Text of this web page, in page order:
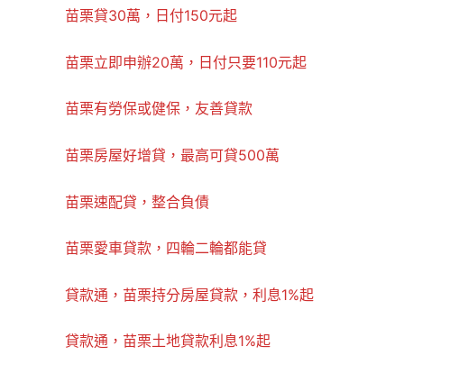
苗栗貸30萬，日付150元起
苗栗立即申辦20萬，日付只要110元起
苗栗有勞保或健保，友善貸款
苗栗房屋好增貸，最高可貸500萬
苗栗速配貸，整合負債
苗栗愛車貸款，四輪二輪都能貸
貸款通，苗栗持分房屋貸款，利息1%起
貸款通，苗栗土地貸款利息1%起